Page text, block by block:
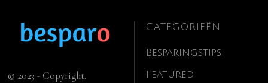
© 2023 - Copyright.
CATEGORIEËN
Besparingstips
Featured